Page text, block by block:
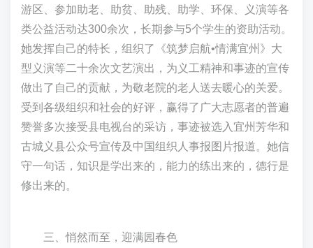
游区、参加助老、助贫、助残、助学、环保、义演等各
类公益活动达300余次，长期参与5个学生的资助活动。
她发挥自己的特长，组织了《筑梦启航•情满宜州》大
型义演等二十余次文艺演出，为义工精神和事迹的宣传
做出了自己的贡献，为敬老院的老人送去暖心的关爱。
受到各级组织和社会的好评，赢得了广大志愿者的普遍
赞誉多次接受县电视台的采访，事迹被选入宜州芳华和
古城义县公众号宣传及中国组织人事报图片报道。她信
守一句话，知识是学出来的，能力的练出来的，德行是
修出来的。
三、悄然而至，迎满园春色